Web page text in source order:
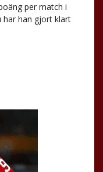
per match i
har han gjort klart